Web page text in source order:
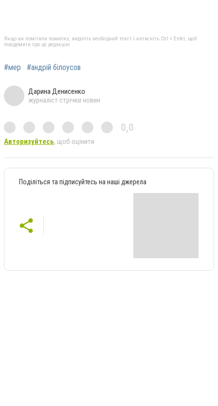
Якщо ви помітили помилку, виділіть необхідний текст і натисніть Ctrl + Enter, щоб
повідомити про це редакцію
#мер #андрій білоусов
Дарина Денисенко
журналіст стрічки новин
0,0
Авторизуйтесь, щоб оцінити
Поділіться та підписуйтесь на наші джерела